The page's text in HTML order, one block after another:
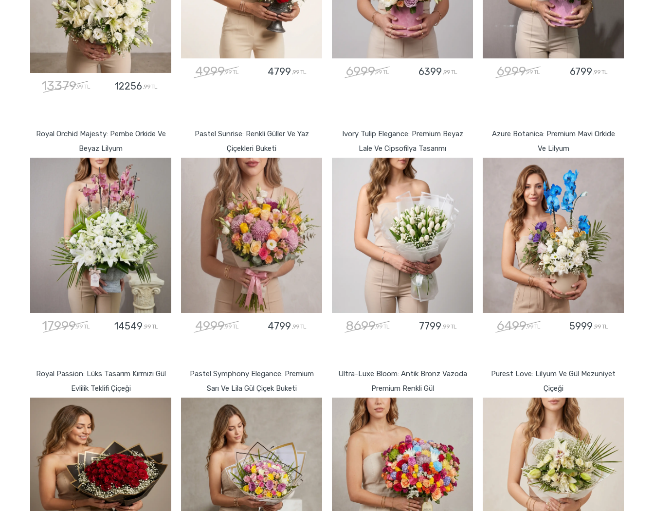
13379,99 TL 12256 ,99 TL
4999,99 TL 4799 ,99 TL 6999,99 TL 6399 ,99 TL 6999,99 TL 6799 ,99 TL
Royal Orchid Majesty: Pembe Orkide Ve
Beyaz Lilyum
17999,99 TL 14549 ,99 TL
Pastel Sunrise: Renkli Güller Ve Yaz
Çiçekleri Buketi
4999,99 TL 4799 ,99 TL
Ivory Tulip Elegance: Premium Beyaz
Lale Ve Cipsofilya Tasarımı
8699,99 TL 7799 ,99 TL
Azure Botanica: Premium Mavi Orkide
Ve Lilyum
6499,99 TL 5999 ,99 TL
Royal Passion: Lüks Tasarım Kırmızı Gül
Evlilik Teklifi Çiçeği
Pastel Symphony Elegance: Premium
Sarı Ve Lila Gül Çiçek Buketi
Ultra-Luxe Bloom: Antik Bronz Vazoda
Premium Renkli Gül
Purest Love: Lilyum Ve Gül Mezuniyet
Çiçeği